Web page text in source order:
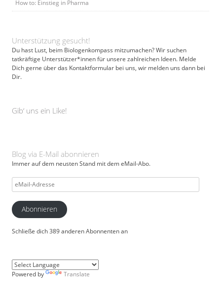
How to: Einstieg in Pharma
Unterstützung gesucht!
Du hast Lust, beim Biologenkompass mitzumachen? Wir suchen
tatkräftige Unterstützer*innen für unsere zahlreichen Ideen. Melde
Dich gerne über das Kontaktformular bei uns, wir melden uns dann bei
Dir.
Gib‘ uns ein Like!
Blog via E-Mail abonnieren
Immer auf dem neusten Stand mit dem eMail-Abo.
eMail-
Adresse
Abonnieren
Schließe dich 389 anderen Abonnenten an
Powered by Translate